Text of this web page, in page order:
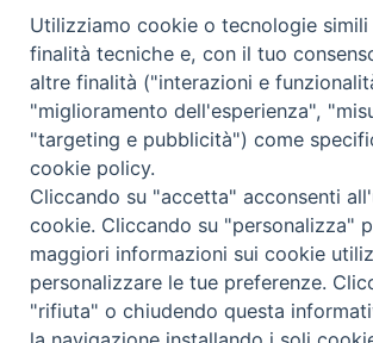
Statuto
Presidenza e ufficio presidenza
Consiglio scientifico
Coordinamento nazionale
COPYRIGHT Scienza & Vita - C.F
Utilizziamo cookie o tecnologie simili
finalità tecniche e, con il tuo
altre finalità ("interazioni e
"miglioramento dell'esperienza",
"targeting e pubblicità") come
cookie policy.
Cliccando su "accetta" acconsenti
cookie. Cliccando su "personalizza"
maggiori informazioni sui cookie
personalizzare le tue preferenze.
"rifiuta" o chiudendo questa